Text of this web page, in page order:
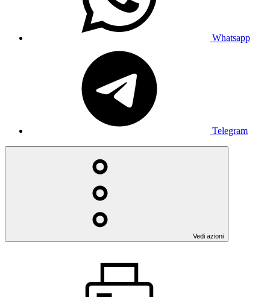
Whatsapp
Telegram
Vedi azioni